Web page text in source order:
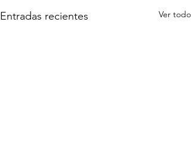
Entradas recientes Ver todo